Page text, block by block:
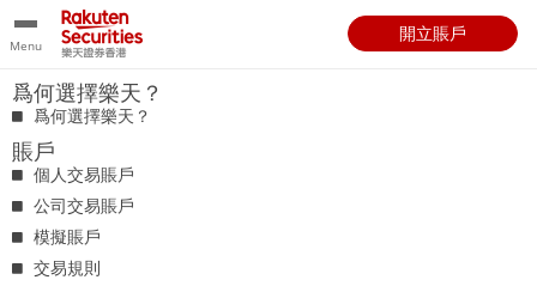
Menu
開立賬戶
爲何選擇樂天？
爲何選擇樂天？
賬戶
個人交易賬戶
公司交易賬戶
模擬賬戶
交易規則